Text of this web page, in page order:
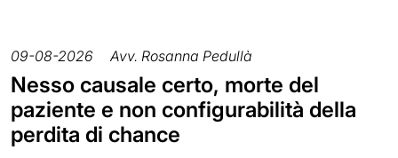
09-08-2026 Avv. Rosanna Pedullà
Nesso causale certo, morte del
paziente e non configurabilità della
perdita di chance